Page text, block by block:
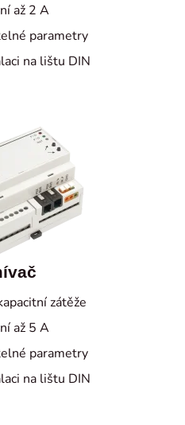
až 2 A
parametry
na lištu DIN
zátěže
až 5 A
parametry
na lištu DIN